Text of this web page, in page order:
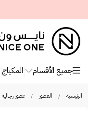
جميع الأقسام المكياج
الرئيسية / العطور / عطور رجالية